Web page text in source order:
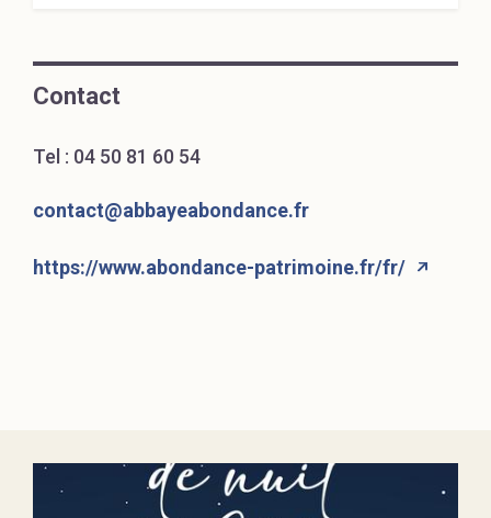
Contact
Tel : 04 50 81 60 54
contact@abbayeabondance.fr
https://www.abondance-patrimoine.fr/fr/